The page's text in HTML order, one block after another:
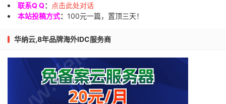
联系Q Q：
点击此处对话
本站投稿方式： 100元一篇，置顶三天！
华纳云,8年品牌海外IDC服务商